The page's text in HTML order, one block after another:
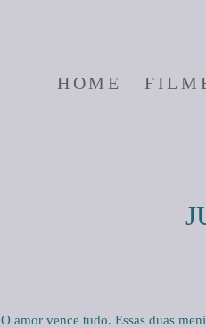
HOME
O amor vence tudo. Essas duas